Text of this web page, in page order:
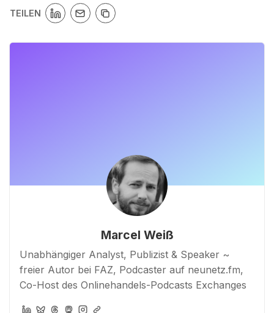
TEILEN
Marcel Weiß
Unabhängiger Analyst, Publizist & Speaker ~
freier Autor bei FAZ, Podcaster auf neunetz.fm,
Co-Host des Onlinehandels-Podcasts Exchanges